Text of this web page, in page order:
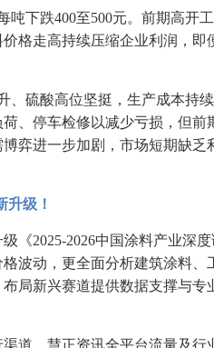
下跌400至500元。前期高开
格走高持续压缩企业利润，即
、硫酸高位坚挺，生产成本持
、停车检修以减少亏损，但前
弈进一步加剧，市场短期缺乏
升级！
《2025-2026中国涂料产业深
波动，更全面分析建筑涂料、
局新兴赛道提供数据支撑与专
道、慧正资讯全平台流量及行